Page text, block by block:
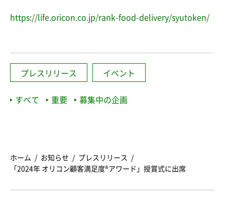
https://life.oricon.co.jp/rank-food-delivery/syutoken/
プレスリリース イベント
すべて 重要 募集中の企画
ホーム お知らせ
プレスリリース
「2024年 オリコン顧客満足度®アワード」授賞式に出席